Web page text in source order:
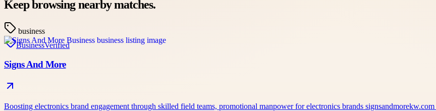
Keep browsing nearby matches.
business
BusinessVerified
Signs And More
Boosting electronics brand engagement through skilled field teams, promotional manpower for electronics brands